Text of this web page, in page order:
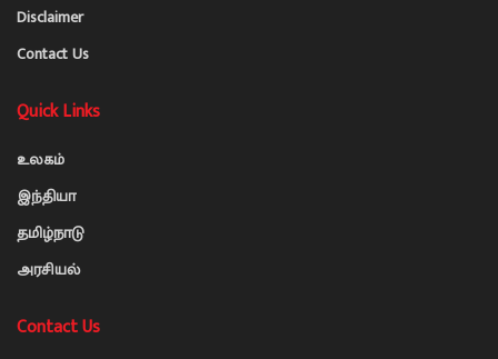
Disclaimer
Contact Us
Quick Links
உலகம்
இந்தியா
தமிழ்நாடு
அரசியல்
Contact Us